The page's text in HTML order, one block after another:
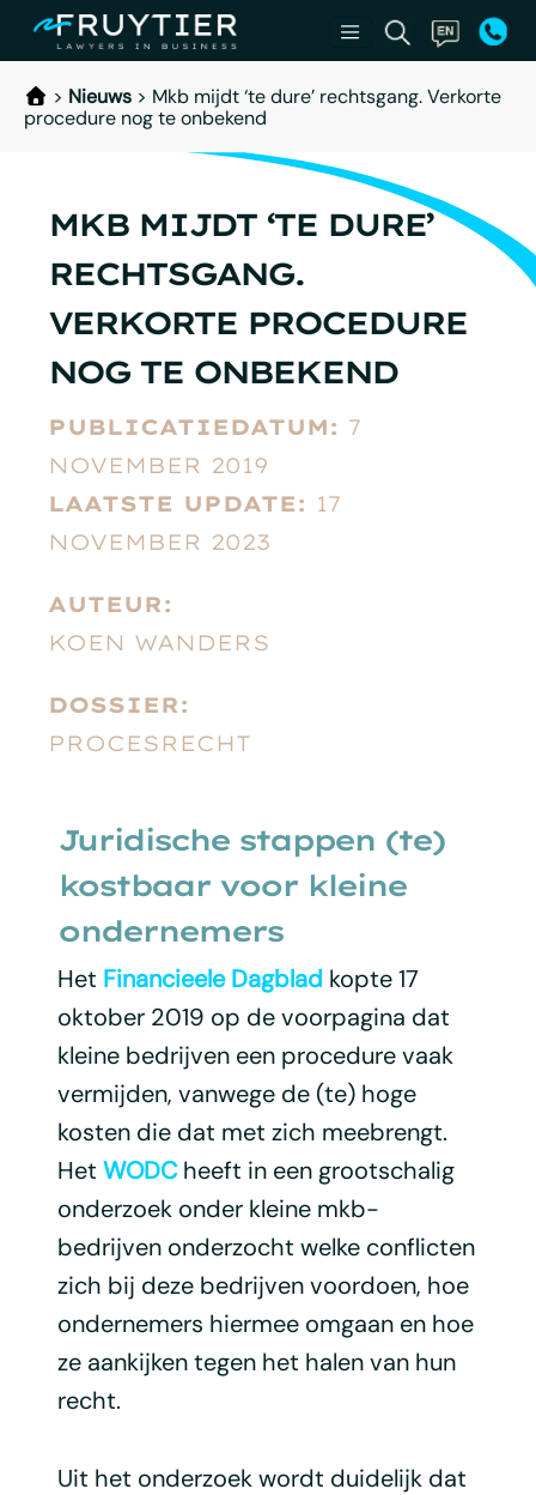
> Nieuws > Mkb mijdt ‘te dure’ rechtsgang. Verkorte
procedure nog te onbekend
MKB MIJDT ‘TE DURE’
RECHTSGANG.
VERKORTE PROCEDURE
NOG TE ONBEKEND
PUBLICATIEDATUM: 7
NOVEMBER 2019
LAATSTE UPDATE: 17
NOVEMBER 2023
AUTEUR:
KOEN WANDERS
DOSSIER:
PROCESRECHT
Juridische stappen (te)
kostbaar voor kleine
ondernemers
Het Financieele Dagblad kopte 17
oktober 2019 op de voorpagina dat
kleine bedrijven een procedure vaak
vermijden, vanwege de (te) hoge
kosten die dat met zich meebrengt.
Het WODCheeft in een grootschalig
onderzoek onder kleine mkb-
bedrijven onderzocht welke conflicten
zich bij deze bedrijven voordoen, hoe
ondernemers hiermee omgaan en hoe
ze aankijken tegen het halen van hun
recht.
Uit het onderzoek wordt duidelijk dat